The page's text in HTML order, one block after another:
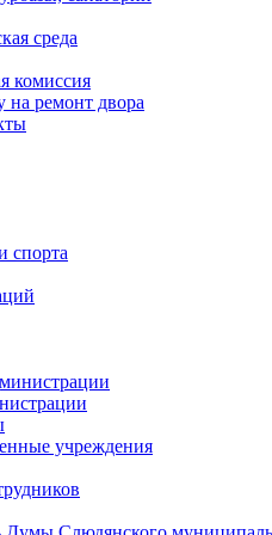
среда
комиссия
на ремонт двора
спорта
учреждения